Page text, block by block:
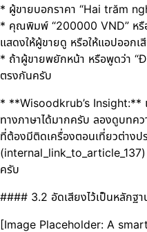
* ผู้ขายบอกราคา “Hai trăm
* คุณพิมพ์ “200000 VND” หรื
แสดงให้ผู้ขายดู หรือให้แอปออกเ
* ถ้าผู้ขายพยักหน้า หรือพูดว่า
ตรงกันครับ
* **Wisoodkrub’s Insight:**
ทางภาษาได้มากครับ ลองดูบทค
ที่ต้องมีติดเครื่องตอนเที่ยวต่างป
ครับ
#### 3.2 อัดเสียงไว้เป็นหลักฐา
[Image Placeholder: A